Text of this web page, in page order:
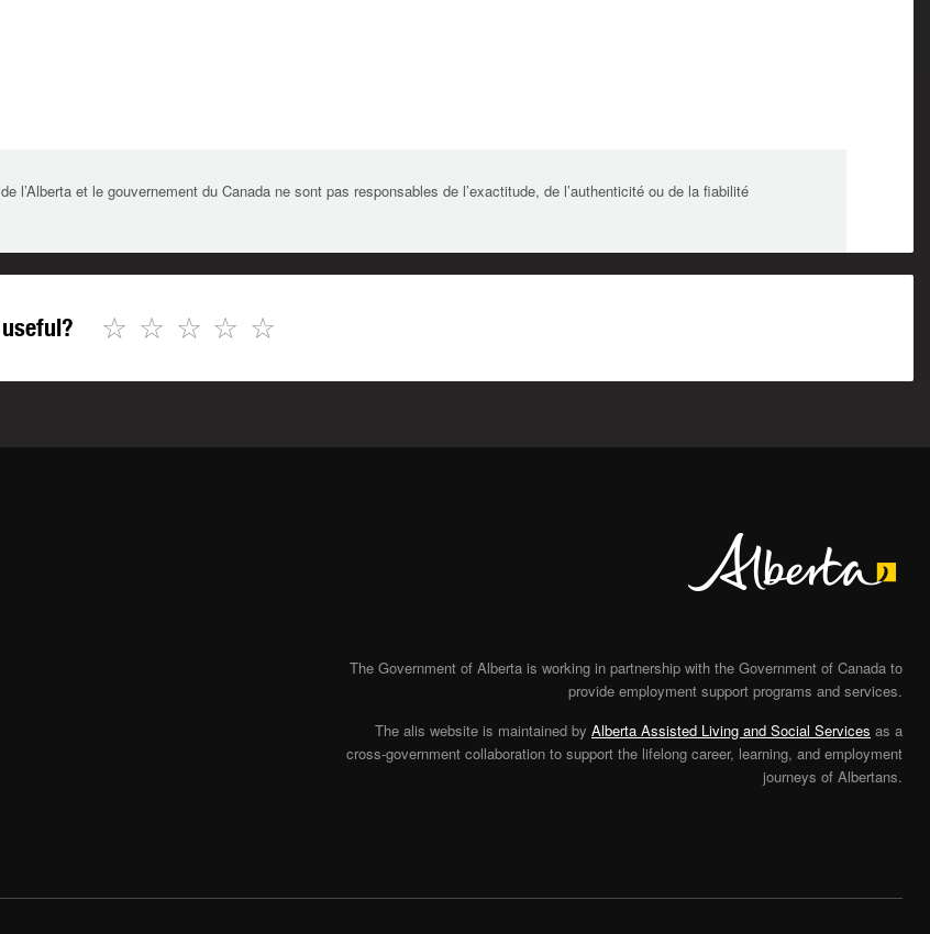
l’Alberta et le gouvernement du Canada ne sont pas responsables de l’exactitude, de l’authenticité ou de la fiabilité
☆
☆
☆
☆
☆
The Government of Alberta is working in partnership with the Government of Canada to
provide employment support programs and services.
The alis website is maintained by Alberta Assisted Living and Social Services as a
cross-government collaboration to support the lifelong career, learning, and employment
journeys of Albertans.